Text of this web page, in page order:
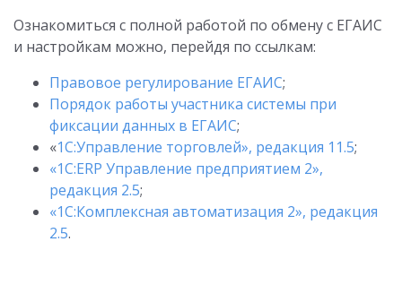
Ознакомиться с полной работой по обмену с ЕГАИС
и настройкам можно, перейдя по ссылкам:
Правовое регулирование ЕГАИС;
Порядок работы участника системы при
фиксации данных в ЕГАИС;
«1С:Управление торговлей», редакция 11.5;
«1С:ERP Управление предприятием 2»,
редакция 2.5;
«1С:Комплексная автоматизация 2», редакция
2.5.